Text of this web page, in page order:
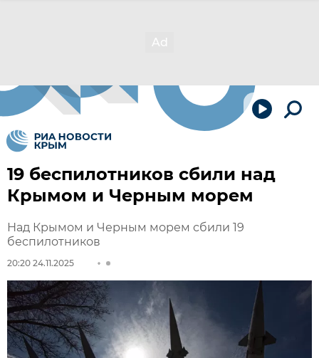
19 беспилотников сбили над
Крымом и Черным морем
Над Крымом и Черным морем сбили 19
беспилотников
20:20 24.11.2025